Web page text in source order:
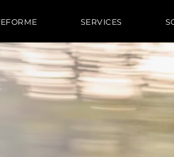
SERVICES